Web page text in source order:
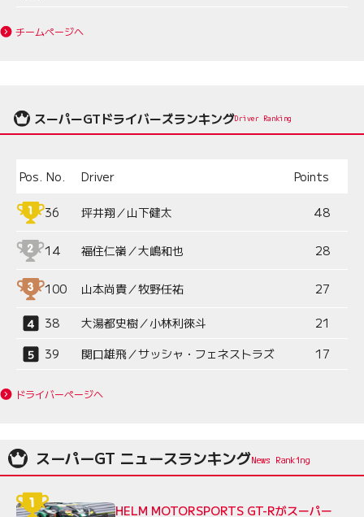
チームページへ
スーパーGTドライバーズランキングDriver Ranking
Pos. No. Driver Points
36 坪井翔／山下健太 48
14 福住仁嶺／大嶋和也 28
100 山本尚貴／牧野任祐 27
38 大湯都史樹／小林利徠斗
21
39
関口雄飛／サッシャ・フェネストラズ 17
ドライバーページへ
スーパーGT ニュースランキング
HELM MOTORSPORTS GT-Rがスーパー